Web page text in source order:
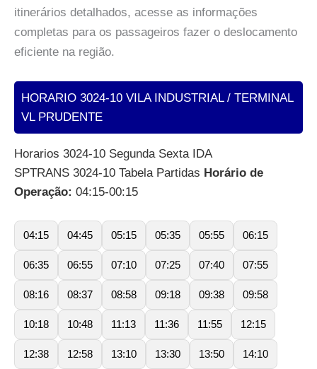
itinerários detalhados, acesse as informações
completas para os passageiros fazer o deslocamento
eficiente na região.
HORARIO 3024-10 VILA INDUSTRIAL / TERMINAL
VL PRUDENTE
Horarios 3024-10 Segunda Sexta IDA
SPTRANS 3024-10 Tabela Partidas Horário de
Operação: 04:15-00:15
04:15 04:45 05:15 05:35 05:55 06:15
06:35 06:55 07:10 07:25 07:40 07:55
08:16 08:37 08:58 09:18 09:38 09:58
10:18 10:48 11:13 11:36 11:55 12:15
12:38 12:58 13:10 13:30 13:50 14:10